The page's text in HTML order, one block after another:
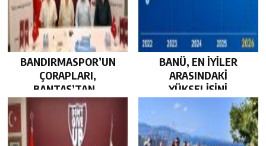
BANDIRMASPOR’UN
ÇORAPLARI,
BANTAŞ’TAN…
BANÜ, EN İYİLER
ARASINDAKİ
YÜKSELİŞİNİ
SÜRDÜRDÜ…